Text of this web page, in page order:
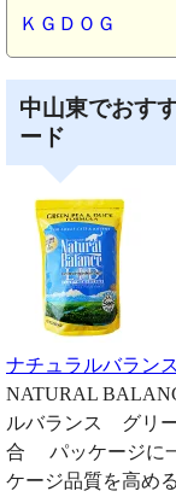
ＫＧＤＯＧ
中山東でおす
ード
ナチュラルバラン
NATURAL
ルバランス グリ
合 パッケージに
ケージ品質を高め